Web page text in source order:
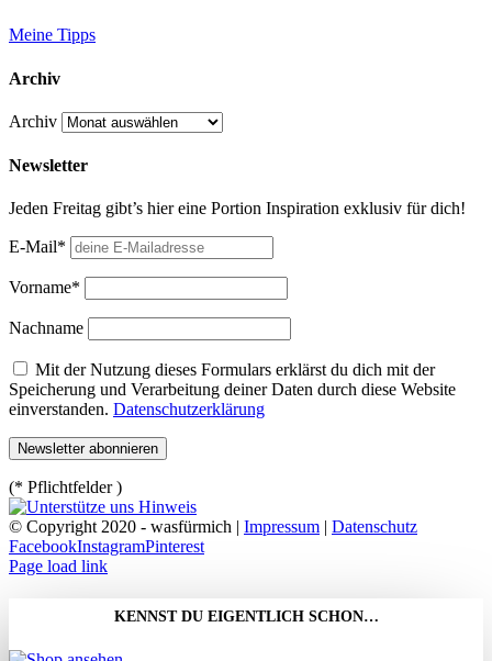
Meine Tipps
Archiv
Archiv
Newsletter
Jeden Freitag gibt’s hier eine Portion Inspiration exklusiv für dich!
E-Mail*
Vorname*
Nachname
Mit der Nutzung dieses Formulars erklärst du dich mit der
Speicherung und Verarbeitung deiner Daten durch diese Website
einverstanden. Datenschutzerklärung
(* Pflichtfelder )
© Copyright 2020 - wasfürmich | Impressum | Datenschutz
FacebookInstagramPinterest
Page load link
KENNST DU EIGENTLICH SCHON…